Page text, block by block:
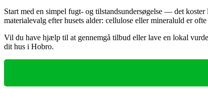
Start med en simpel fugt‑ og tilstandsundersøgelse — det
materialevalg efter husets alder: cellulose eller mineraluld er
Vil du have hjælp til at gennemgå tilbud eller lave en lokal
dit hus i Hobro.